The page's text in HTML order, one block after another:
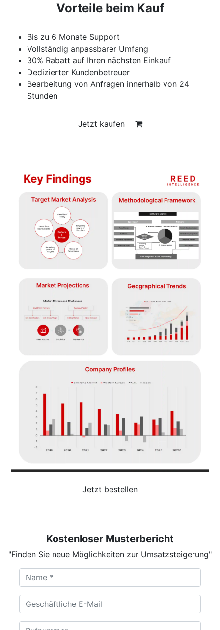
Vorteile beim Kauf
Bis zu 6 Monate Support
Vollständig anpassbarer Umfang
30% Rabatt auf Ihren nächsten Einkauf
Dedizierter Kundenbetreuer
Bearbeitung von Anfragen innerhalb von 24
Stunden
Jetzt kaufen
Jetzt bestellen
Kostenloser Musterbericht
"Finden Sie neue Möglichkeiten zur Umsatzsteigerung"